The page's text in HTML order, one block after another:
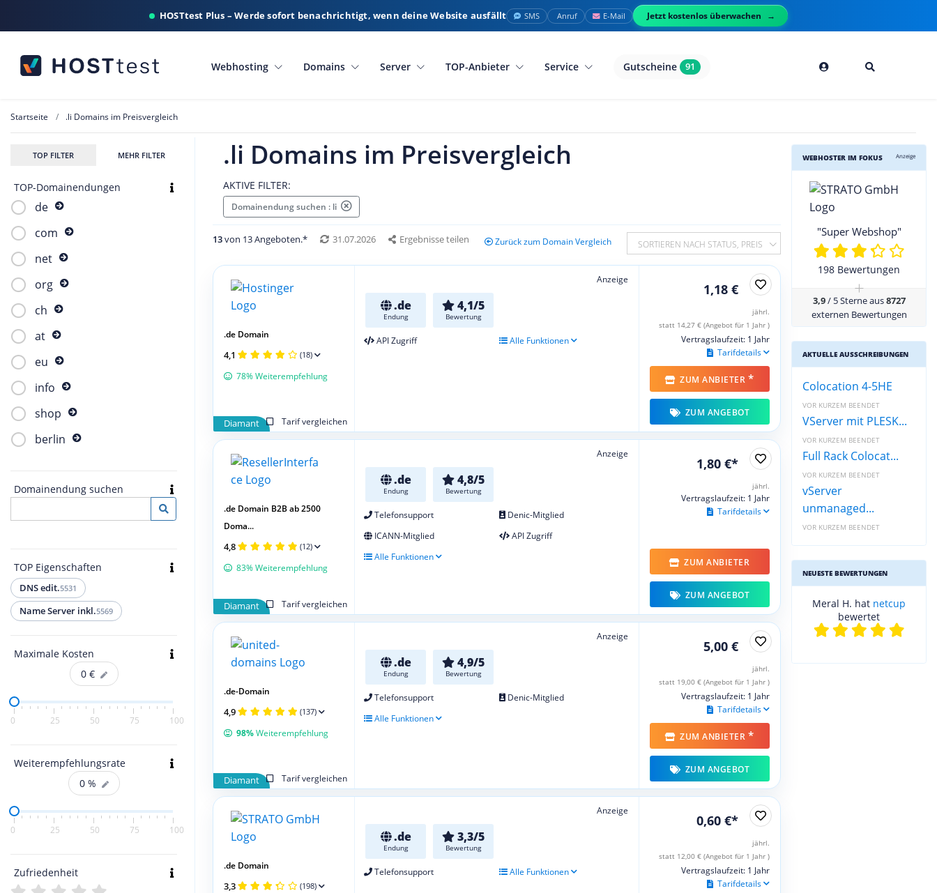
HOSTtest Plus – Werde sofort benachrichtigt, wenn deine Website ausfällt SMS Anruf E-Mail Jetzt kostenlos überwachen
Webhosting Domains Server TOP-Anbieter Service Gutscheine 91
Startseite .li Domains im Preisvergleich
TOP FILTER MEHR FILTER
TOP-Domainendungen
de
com
net
org
ch
at
eu
info
shop
berlin
Domainendung suchen
TOP Eigenschaften
DNS edit.5531
Name Server inkl.5569
Maximale Kosten
0 €
0 25 50 75 100
Weiterempfehlungsrate
0 %
0 25 50 75 100
Zufriedenheit
.li Domains im Preisvergleich
AKTIVE FILTER:
Domainendung suchen : li
13von 13 Angeboten.* 31.07.2026 Ergebnisse teilen Zurück zum Domain Vergleich SORTIEREN NACH STATUS, PREIS
Anzeige
.de
Endung
4,1/5
Bewertung
API Zugriff Alle Funktionen
Diamant Tarif vergleichen
.de Domain
4,1 (18)
78% Weiterempfehlung
1,18 €
jährl.
statt 14,27 € (Angebot für 1 Jahr )
Vertragslaufzeit: 1 Jahr
Tarifdetails
ZUM ANBIETER *
ZUM ANGEBOT
Anzeige
.de
Endung
4,8/5
Bewertung
Telefonsupport
Denic-Mitglied
ICANN-Mitglied
API Zugriff
Alle Funktionen
Diamant Tarif vergleichen
.de Domain B2B ab 2500
Doma...
4,8 (12)
83% Weiterempfehlung
1,80 €*
jährl.
Vertragslaufzeit: 1 Jahr
Tarifdetails
ZUM ANBIETER
ZUM ANGEBOT
Anzeige
.de
Endung
4,9/5
Bewertung
Telefonsupport
Denic-Mitglied
Alle Funktionen
Diamant Tarif vergleichen
.de-Domain
4,9 (137)
98%Weiterempfehlung
5,00 €
jährl.
statt 19,00 € (Angebot für 1 Jahr )
Vertragslaufzeit: 1 Jahr
Tarifdetails
ZUM ANBIETER *
ZUM ANGEBOT
Anzeige
.de
Endung
3,3/5
Bewertung
Telefonsupport Alle Funktionen
.de Domain
3,3 (198)
0,60 €*
jährl.
statt 12,00 € (Angebot für 1 Jahr )
Vertragslaufzeit: 1 Jahr
Tarifdetails
WEBHOSTER IM FOKUS Anzeige
"Super Webshop"
198 Bewertungen
+
3,9/ 5 Sterne aus8727
externen Bewertungen
AKTUELLE AUSSCHREIBUNGEN
Colocation 4-5HE
VOR KURZEM BEENDET
VServer mit PLESK...
VOR KURZEM BEENDET
Full Rack Colocat...
VOR KURZEM BEENDET
vServer
unmanaged...
VOR KURZEM BEENDET
NEUESTE BEWERTUNGEN
Meral H. hat netcup
bewertet